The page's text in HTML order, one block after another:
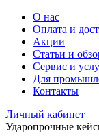
О нас
Оплата и
Акции
Статьи и
Сервис и
Для
Контакты
Личный кабинет
Ударопрочные